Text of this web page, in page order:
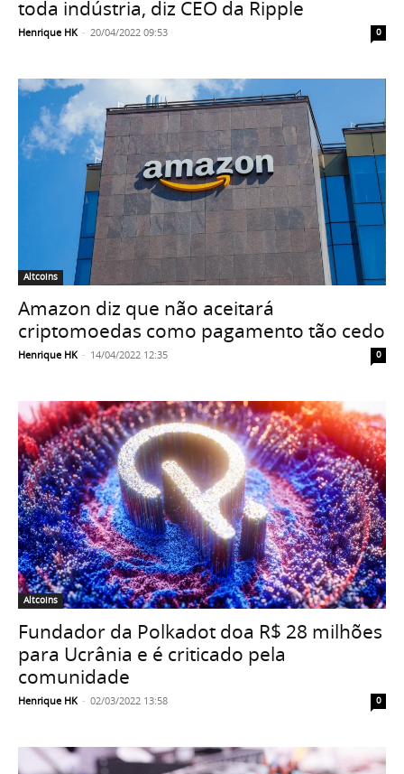
toda indústria, diz CEO da Ripple
Henrique HK - 20/04/2022 09:53 0
Altcoins
Amazon diz que não aceitará
criptomoedas como pagamento tão cedo
Henrique HK - 14/04/2022 12:35 0
Altcoins
Fundador da Polkadot doa R$ 28 milhões
para Ucrânia e é criticado pela
comunidade
Henrique HK - 02/03/2022 13:58 0